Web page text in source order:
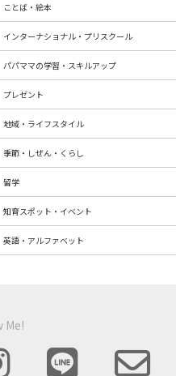
ことば・絵本
インターナショナル・プリスクール
パパママの学習・スキルアップ
プレゼント
地域・ライフスタイル
季節・しぜん・くらし
留学
知育スポット・イベント
英語・アルファベット
Me!